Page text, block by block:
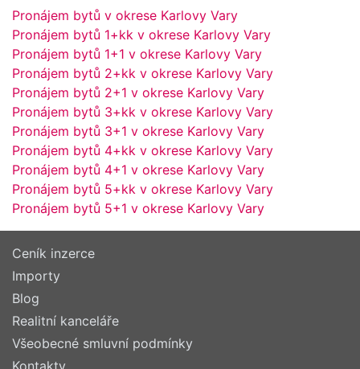
Pronájem bytů v okrese Karlovy Vary
Pronájem bytů 1+kk v okrese Karlovy Vary
Pronájem bytů 1+1 v okrese Karlovy Vary
Pronájem bytů 2+kk v okrese Karlovy Vary
Pronájem bytů 2+1 v okrese Karlovy Vary
Pronájem bytů 3+kk v okrese Karlovy Vary
Pronájem bytů 3+1 v okrese Karlovy Vary
Pronájem bytů 4+kk v okrese Karlovy Vary
Pronájem bytů 4+1 v okrese Karlovy Vary
Pronájem bytů 5+kk v okrese Karlovy Vary
Pronájem bytů 5+1 v okrese Karlovy Vary
Ceník inzerce
Importy
Blog
Realitní kanceláře
Všeobecné smluvní podmínky
Kontakty